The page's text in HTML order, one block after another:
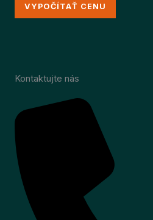
VYPOČÍTAŤ CENU
Kontaktujte nás